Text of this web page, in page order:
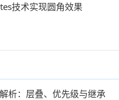
技术实现圆角效果
析：层叠、优先级与继承